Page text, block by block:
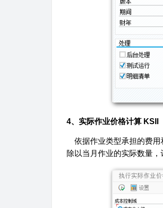
4、实际作业价格计算 KSII
依据作业类型承担的费用
除以当月作业的实际数量，